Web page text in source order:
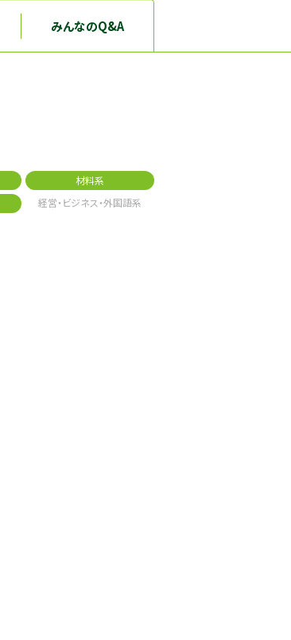
みんなのQ&A
材料系
経営・ビジネス・外国語系